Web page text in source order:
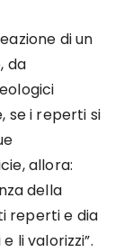
di un
da
se i reperti si
allora:
della
reperti e dia
li valorizzi”.